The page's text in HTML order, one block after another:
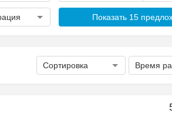
Показать 15
Сортировка Время